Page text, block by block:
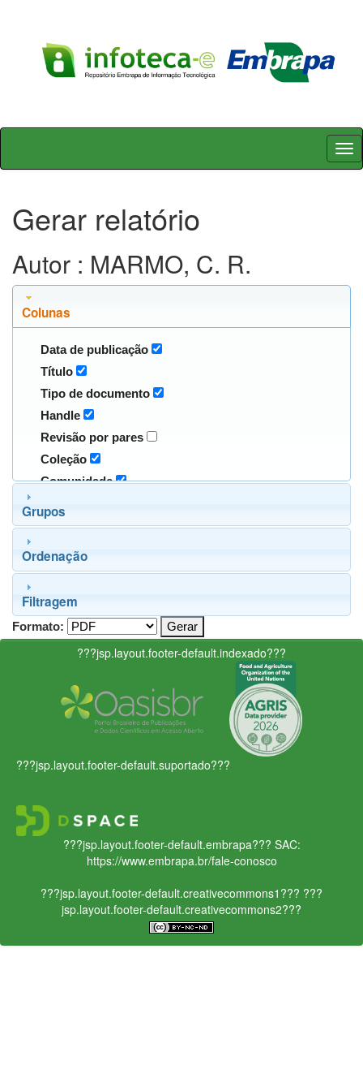
Skip
Gerar relatório
Autor : MARMO, C. R.
Colunas
Data de publicação
Título
Tipo de documento
Handle
Revisão por pares
Coleção
Comunidade
Grupos
Ordenação
Filtragem
Formato:
???jsp.layout.footer-default.indexado???
???jsp.layout.footer-default.suportado???
???jsp.layout.footer-default.embrapa??? SAC:
https://www.embrapa.br/fale-conosco
???jsp.layout.footer-default.creativecommons1??? ???
jsp.layout.footer-default.creativecommons2???